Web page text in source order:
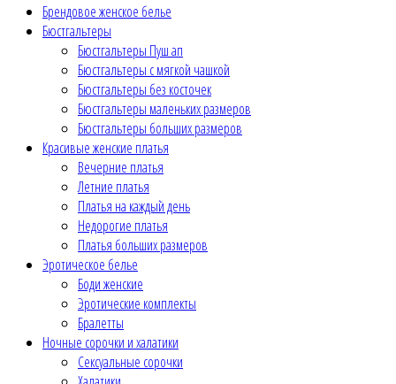
Брендовое женское белье
Бюстгальтеры
Бюстгальтеры Пуш ап
Бюстгальтеры с мягкой чашкой
Бюстгальтеры без косточек
Бюстгальтеры маленьких размеров
Бюстгальтеры больших размеров
Красивые женские платья
Вечерние платья
Летние платья
Платья на каждый день
Недорогие платья
Платья больших размеров
Эротическое белье
Боди женские
Эротические комплекты
Бралетты
Ночные сорочки и халатики
Сексуальные сорочки